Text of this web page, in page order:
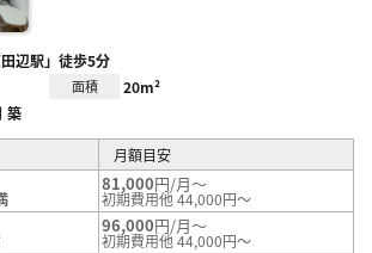
辺駅」徒歩5分
面積 20m²
築
月額目安
81,000円/月～
初期費用他 44,000円～
96,000円/月～
初期費用他 44,000円～